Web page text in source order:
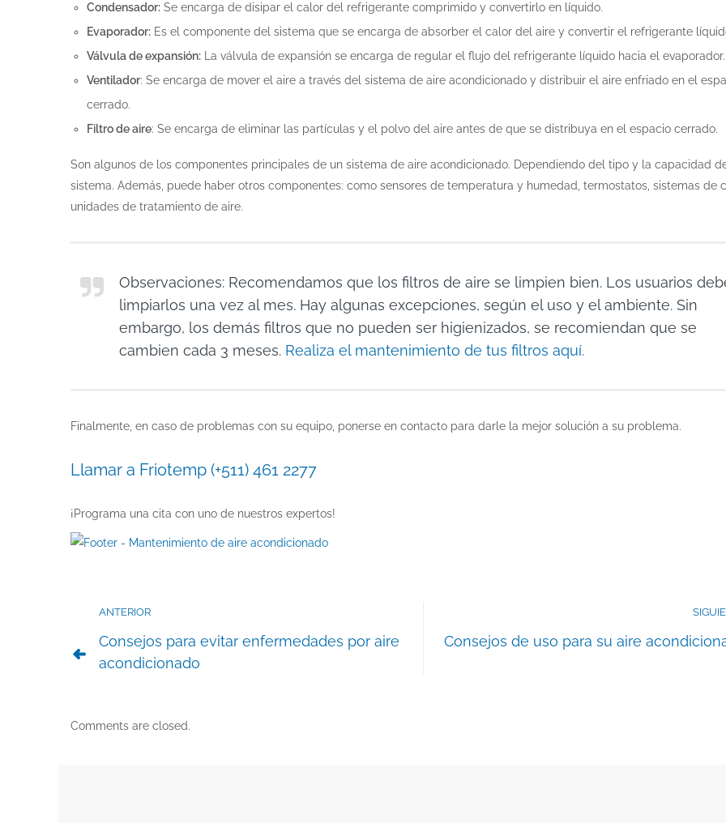
Condensador: Se encarga de disipar el calor del refrigerante comprimido y convertirlo en líquido.
Evaporador: Es el componente del sistema que se encarga de absorber el calor del aire y convertir el refrigerante
Válvula de expansión: La válvula de expansión se encarga de regular el flujo del refrigerante líquido hacia el evaporador.
Ventilador: Se encarga de mover el aire a través del sistema de aire acondicionado y distribuir el aire enfriado en el
cerrado.
Filtro de aire: Se encarga de eliminar las partículas y el polvo del aire antes de que se distribuya en el espacio cerrado.
Son algunos de los componentes principales de un sistema de aire acondicionado. Dependiendo del tipo y la capacidad
sistema. Además, puede haber otros componentes: como sensores de temperatura y humedad, termostatos, sistemas de
unidades de tratamiento de aire.
Observaciones: Recomendamos que los filtros de aire se limpien bien. Los usuarios
limpiarlos una vez al mes. Hay algunas excepciones, según el uso y el ambiente. Sin
embargo, los demás filtros que no pueden ser higienizados, se recomiendan que se
cambien cada 3 meses. Realiza el mantenimiento de tus filtros aquí.
Finalmente, en caso de problemas con su equipo, ponerse en contacto para darle la mejor solución a su problema.
Llamar a Friotemp (+511) 461 2277
¡Programa una cita con uno de nuestros expertos!
ANTERIOR
Consejos para evitar enfermedades por aire
acondicionado
Consejos de uso para su aire
Comments are closed.